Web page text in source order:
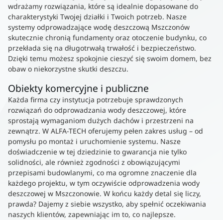
wdrażamy rozwiązania, które są idealnie dopasowane do
charakterystyki Twojej działki i Twoich potrzeb. Nasze
systemy odprowadzające wodę deszczową Mszczonów
skutecznie chronią fundamenty oraz otoczenie budynku, co
przekłada się na długotrwałą trwałość i bezpieczeństwo.
Dzięki temu możesz spokojnie cieszyć się swoim domem, bez
obaw o niekorzystne skutki deszczu.
Obiekty komercyjne i publiczne
Każda firma czy instytucja potrzebuje sprawdzonych
rozwiązań do odprowadzania wody deszczowej, które
sprostają wymaganiom dużych dachów i przestrzeni na
zewnątrz. W ALFA-TECH oferujemy pełen zakres usług – od
pomysłu po montaż i uruchomienie systemu. Nasze
doświadczenie w tej dziedzinie to gwarancja nie tylko
solidności, ale również zgodności z obowiązującymi
przepisami budowlanymi, co ma ogromne znaczenie dla
każdego projektu, w tym oczywiście odprowadzenia wody
deszczowej w Mszczonowie. W końcu każdy detal się liczy,
prawda? Dajemy z siebie wszystko, aby spełnić oczekiwania
naszych klientów, zapewniając im to, co najlepsze.